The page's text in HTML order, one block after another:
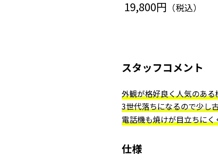
19,800円 （税込）
スタッフコメント
外観が格好良く人気のある
3世代落ちになるので少し
電話機も焼けが目立ちに
仕様